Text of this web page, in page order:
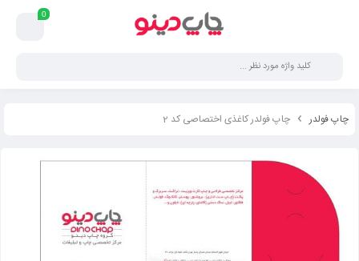
0
چاپ فولدر چاپ فولدر کاغذی اختصاصی کد 2